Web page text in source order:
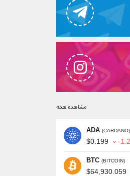
مشاهده همه
ADA (CARDANO)
$0.199 -
BTC (BITCOIN)
$64,930.059